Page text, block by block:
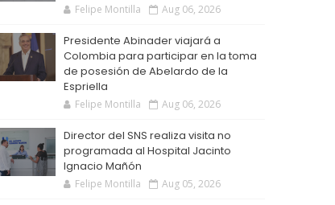
Felipe Montilla Aug 06, 2026
Presidente Abinader viajará a
Colombia para participar en la toma
de posesión de Abelardo de la
Espriella
Felipe Montilla Aug 06, 2026
Director del SNS realiza visita no
programada al Hospital Jacinto
Ignacio Mañón
Felipe Montilla Aug 05, 2026